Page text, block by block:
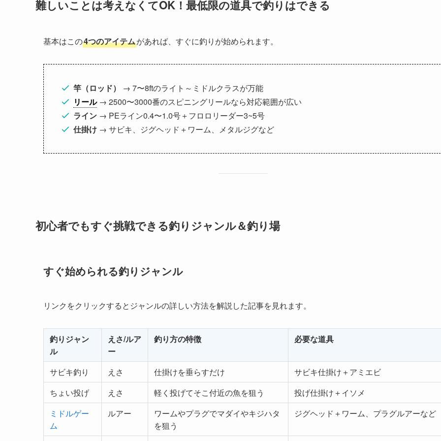
難しいことは考えなくてOK！最低限の道具で釣りはできる
基本はこの4つのアイテムがあれば、すぐに釣りが始められます。
竿（ロッド）
→ 7〜8ftのライト～ミドルクラスが万能
リール→ 2500〜3000番のスピニングリールなら対応範囲が広い
ライン → PEライン0.4〜1.0号＋フロロリーダー3~5号
仕掛け → サビキ、ジグヘッド＋ワーム、メタルジグなど
初心者でもすぐ挑戦できる釣りジャンル＆釣り場
すぐ始められる釣りジャンル
リンクをクリックするとジャンルの詳しい方法を解説した記事を見れます。
釣りジャン
ル
えさ/ルア
ー
釣り方の特徴 必要な道具
サビキ釣り えさ 仕掛けを垂らすだけ
サビキ仕掛け＋アミエビ
ちょい投げ
えさ 軽く投げてそこ付近の魚を狙う
投げ仕掛け＋イソメ
ミドルゲー
ム
ルアー
ワームやプラグでマダイやキジハタ
を狙う
ジグヘッド＋ワーム、プラグルアーなど